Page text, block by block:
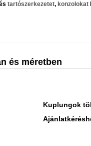
tartószerkezetet, konzolokat
és méretben
Kuplungok